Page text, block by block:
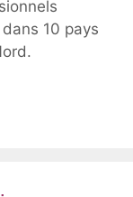
10 pays